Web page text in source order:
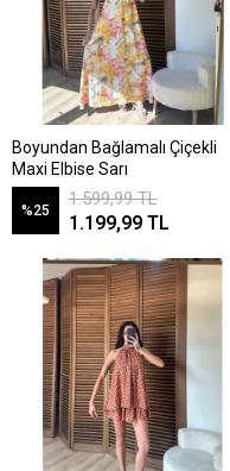
Boyundan Bağlamalı Çiçekli
Maxi Elbise Sarı
%25
1.599,99 TL
1.199,99 TL